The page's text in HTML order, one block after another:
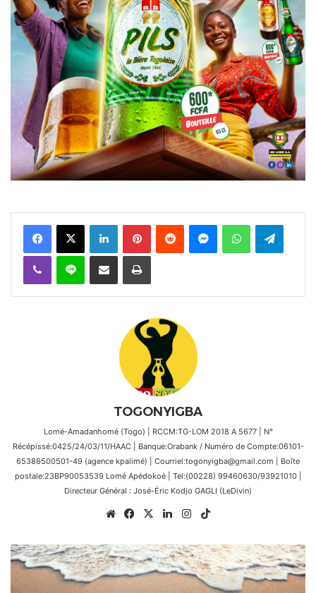
FacebookX Linkedin PinterestReddit MessengerWhatsAppTelegram
Viber Ligne Partager par email Imprimer
TOGONYIGBA
Lomé-Amadanhomé (Togo) | RCCM:TG-LOM 2018 A 5677 | N°
Récépissé:0425/24/03/11/HAAC | Banque:Orabank / Numéro de Compte:06101-
65386500501-49 (agence kpalimé) | Courriel:togonyigba@gmail.com | Boîte
postale:23BP90053539 Lomé Apédokoè | Tel:(00228) 99460630/93921010 |
Directeur Général : José-Éric Kodjo GAGLI (LeDivin)
WebsiteFacebook
X LinkedinInstagram